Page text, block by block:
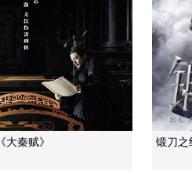
《大秦赋》 锻刀之